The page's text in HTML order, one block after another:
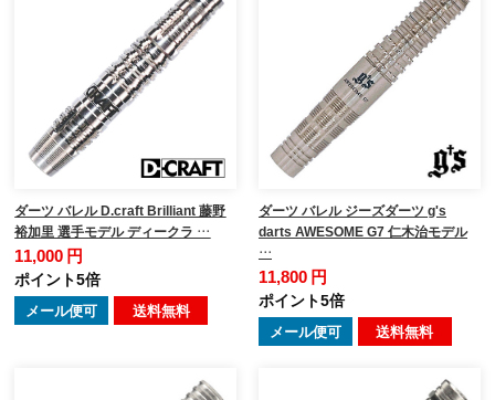
ダーツ バレル D.craft Brilliant 藤野
裕加里 選手モデル ディークラ …
11,000 円
ポイント5倍
メール便可 送料無料
ダーツ バレル ジーズダーツ g's
darts AWESOME G7 仁木治モデル
…
11,800 円
ポイント5倍
メール便可 送料無料